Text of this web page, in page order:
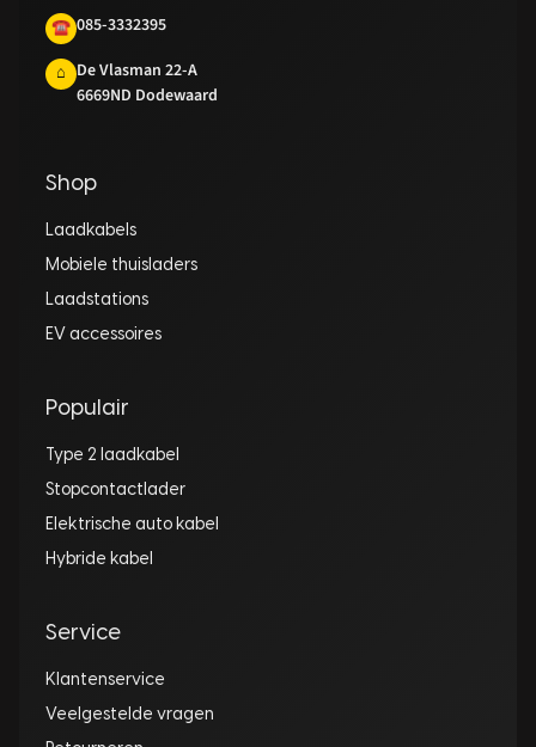
☎ 085-3332395
⌂
De Vlasman 22-A
6669ND Dodewaard
Shop
Laadkabels
Mobiele thuisladers
Laadstations
EV accessoires
Populair
Type 2 laadkabel
Stopcontactlader
Elektrische auto kabel
Hybride kabel
Service
Klantenservice
Veelgestelde vragen